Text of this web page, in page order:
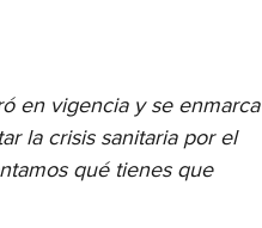
en vigencia y se enmarca
la crisis sanitaria por el
qué tienes que